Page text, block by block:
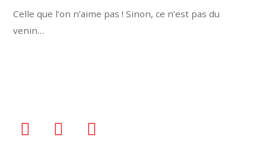
Celle que l’on n’aime pas ! Sinon, ce n’est pas du
venin…